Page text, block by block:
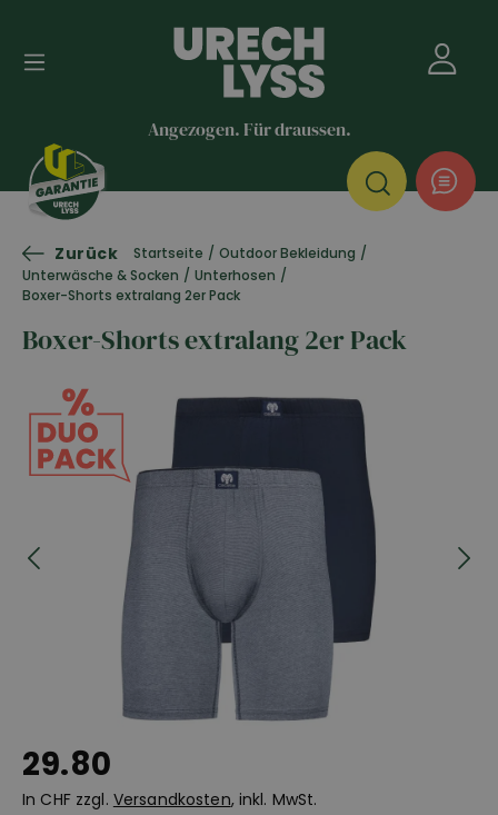
Angezogen. Für draussen.
Zurück Startseite / Outdoor Bekleidung /
Unterwäsche & Socken / Unterhosen /
Boxer-Shorts extralang 2er Pack
Boxer-Shorts extralang 2er Pack
29.80
In CHF zzgl. Versandkosten, inkl. MwSt.